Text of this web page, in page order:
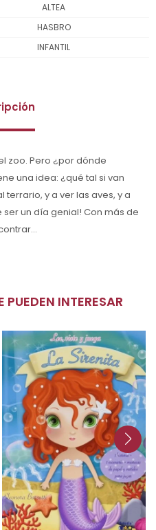
ALTEA
HASBRO
INFANTIL
zoo. Pero ¿por dónde
una idea: ¿qué tal si van
terrario, y a ver las aves, y a
ser un día genial! Con más de
PUEDEN INTERESAR